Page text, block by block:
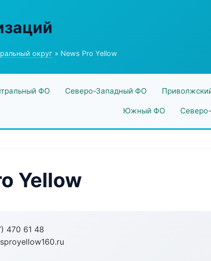
округ » News Pro Yellow
ФО Северо-Западный ФО
Южный ФО
Yellow
470 61 48